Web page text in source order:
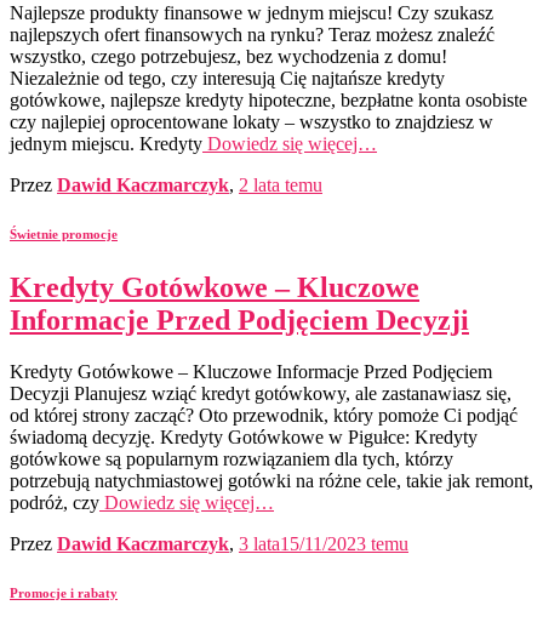
Najlepsze produkty finansowe w jednym miejscu! Czy szukasz
najlepszych ofert finansowych na rynku? Teraz możesz znaleźć
wszystko, czego potrzebujesz, bez wychodzenia z domu!
Niezależnie od tego, czy interesują Cię najtańsze kredyty
gotówkowe, najlepsze kredyty hipoteczne, bezpłatne konta osobiste
czy najlepiej oprocentowane lokaty – wszystko to znajdziesz w
jednym miejscu. Kredyty Dowiedz się więcej…
Przez Dawid Kaczmarczyk, 2 lata temu
Świetnie promocje
Kredyty Gotówkowe – Kluczowe
Informacje Przed Podjęciem Decyzji
Kredyty Gotówkowe – Kluczowe Informacje Przed Podjęciem
Decyzji Planujesz wziąć kredyt gotówkowy, ale zastanawiasz się,
od której strony zacząć? Oto przewodnik, który pomoże Ci podjąć
świadomą decyzję. Kredyty Gotówkowe w Pigułce: Kredyty
gotówkowe są popularnym rozwiązaniem dla tych, którzy
potrzebują natychmiastowej gotówki na różne cele, takie jak remont,
podróż, czy Dowiedz się więcej…
Przez Dawid Kaczmarczyk, 3 lata15/11/2023 temu
Promocje i rabaty